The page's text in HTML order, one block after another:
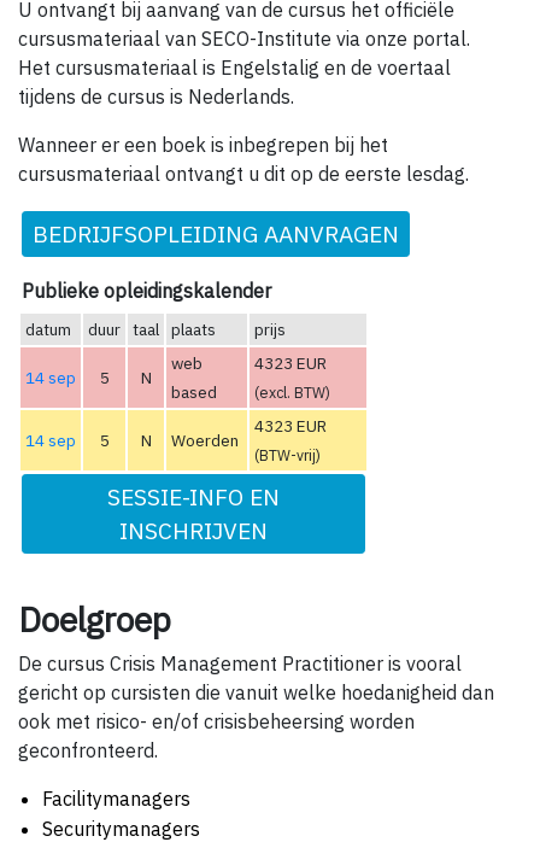
U ontvangt bij aanvang van de cursus het officiële
cursusmateriaal van SECO-Institute via onze portal.
Het cursusmateriaal is Engelstalig en de voertaal
tijdens de cursus is Nederlands.
Wanneer er een boek is inbegrepen bij het
cursusmateriaal ontvangt u dit op de eerste lesdag.
BEDRIJFSOPLEIDING AANVRAGEN
Publieke opleidingskalender
datum duur taal plaats prijs
14 sep 5 N
web
based
4323 EUR
(excl. BTW)
14 sep 5 N Woerden
4323 EUR
(BTW-vrij)
SESSIE-INFO EN
INSCHRIJVEN
Doelgroep
De cursus Crisis Management Practitioner is vooral
gericht op cursisten die vanuit welke hoedanigheid dan
ook met risico- en/of crisisbeheersing worden
geconfronteerd.
Facilitymanagers
Securitymanagers